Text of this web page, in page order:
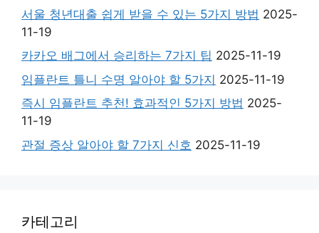
서울 청년대출 쉽게 받을 수 있는 5가지 방법 2025-
11-19
카카오 배그에서 승리하는 7가지 팁 2025-11-19
임플란트 틀니 수명 알아야 할 5가지 2025-11-19
즉시 임플란트 추천! 효과적인 5가지 방법 2025-
11-19
관절 증상 알아야 할 7가지 신호 2025-11-19
카테고리